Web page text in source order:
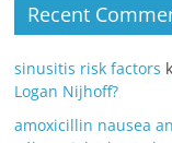
Recent
sinusitis risk factors
Logan Nijhoff?
amoxicillin nausea